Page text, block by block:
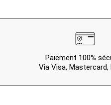
Paiement 100%
Via Visa, Mastercard,